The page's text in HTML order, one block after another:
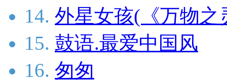
14. 外星女孩(《万物之
15. 鼓语.最爱中国风
16. 匆匆